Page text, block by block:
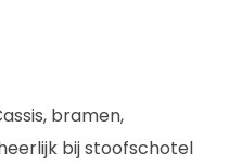
bramen,
bij stoofschotel